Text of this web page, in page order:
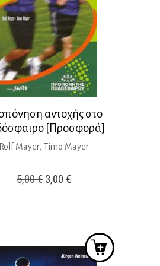
αντοχής στο
[Προσφορά]
Rolf Mayer, Timo Mayer
5,00€ Original
3,00 €Η
3,00 €.